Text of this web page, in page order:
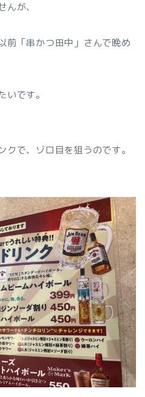
が、
前「串かつ田中」さんで晩め
いです。
で、ゾロ目を狙うのです。